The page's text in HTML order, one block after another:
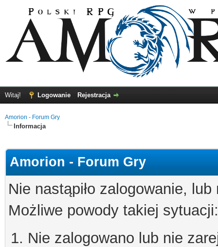
Witaj! Logowanie Rejestracja
Amorion - Forum Gry
Informacja
Amorion - Forum Gry
Nie nastąpiło zalogowanie,
Możliwe powody takiej sytuacji:
Nie zalogowano lub nie